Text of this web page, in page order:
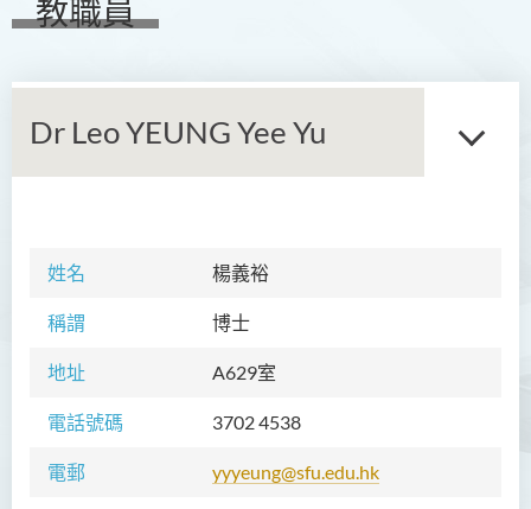
教職員
Dr Leo YEUNG Yee Yu
姓名 楊義裕
稱謂 博士
地址 A629室
電話號碼 3702 4538
電郵 yyyeung@sfu.edu.hk